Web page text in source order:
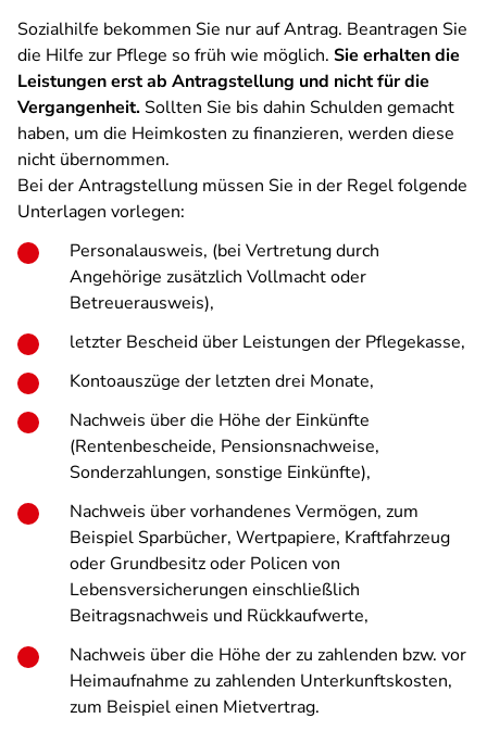
Sozialhilfe bekommen Sie nur auf Antrag. Beantragen Sie
die Hilfe zur Pflege so früh wie möglich. Sie erhalten die
Leistungen erst ab Antragstellung und nicht für die
Vergangenheit. Sollten Sie bis dahin Schulden gemacht
haben, um die Heimkosten zu finanzieren, werden diese
nicht übernommen.
Bei der Antragstellung müssen Sie in der Regel folgende
Unterlagen vorlegen:
Personalausweis, (bei Vertretung durch
Angehörige zusätzlich Vollmacht oder
Betreuerausweis),
letzter Bescheid über Leistungen der Pflegekasse,
Kontoauszüge der letzten drei Monate,
Nachweis über die Höhe der Einkünfte
(Rentenbescheide, Pensionsnachweise,
Sonderzahlungen, sonstige Einkünfte),
Nachweis über vorhandenes Vermögen, zum
Beispiel Sparbücher, Wertpapiere, Kraftfahrzeug
oder Grundbesitz oder Policen von
Lebensversicherungen einschließlich
Beitragsnachweis und Rückkaufwerte,
Nachweis über die Höhe der zu zahlenden bzw. vor
Heimaufnahme zu zahlenden Unterkunftskosten,
zum Beispiel einen Mietvertrag.